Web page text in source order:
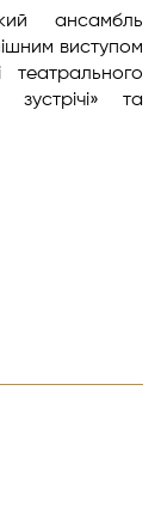
ансамбль
виступом
зустрічі» та